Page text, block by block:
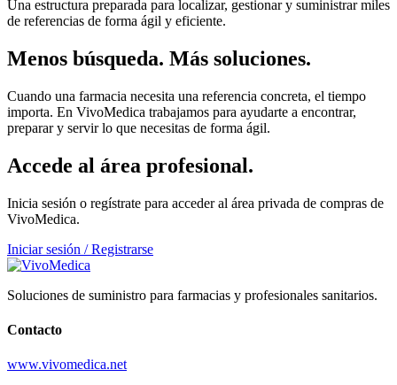
Una estructura preparada para localizar, gestionar y suministrar miles
de referencias de forma ágil y eficiente.
Menos búsqueda. Más soluciones.
Cuando una farmacia necesita una referencia concreta, el tiempo
importa. En VivoMedica trabajamos para ayudarte a encontrar,
preparar y servir lo que necesitas de forma ágil.
Accede al área profesional.
Inicia sesión o regístrate para acceder al área privada de compras de
VivoMedica.
Iniciar sesión / Registrarse
Soluciones de suministro para farmacias y profesionales sanitarios.
Contacto
www.vivomedica.net